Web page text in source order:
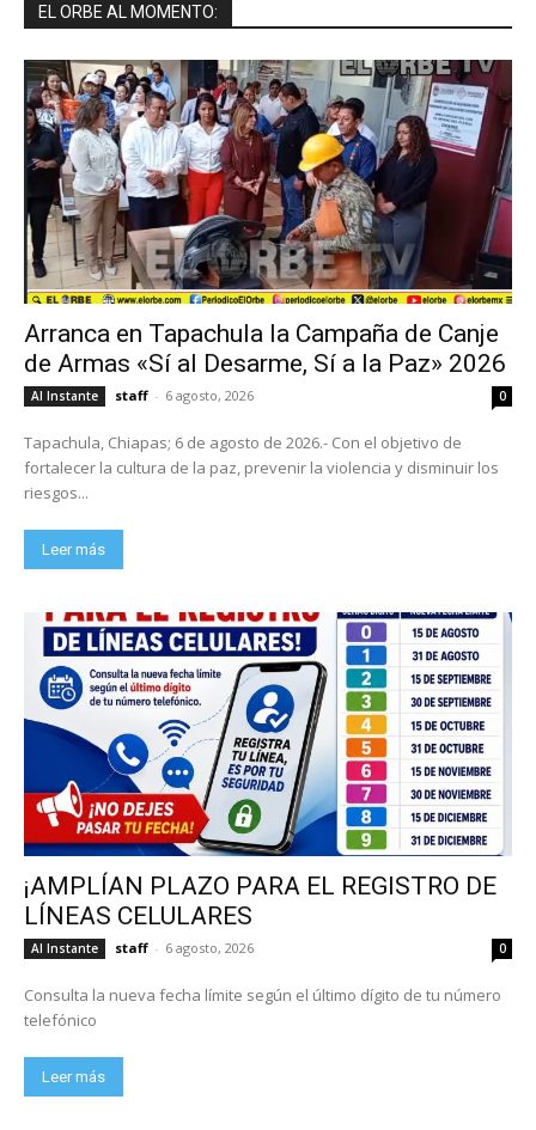
EL ORBE AL MOMENTO:
Arranca en Tapachula la Campaña de Canje
de Armas «Sí al Desarme, Sí a la Paz» 2026
Al Instante staff - 6 agosto, 2026 0
Tapachula, Chiapas; 6 de agosto de 2026.- Con el objetivo de
fortalecer la cultura de la paz, prevenir la violencia y disminuir los
riesgos...
Leer más
¡AMPLÍAN PLAZO PARA EL REGISTRO DE
LÍNEAS CELULARES
Al Instante staff - 6 agosto, 2026 0
Consulta la nueva fecha límite según el último dígito de tu número
telefónico
Leer más